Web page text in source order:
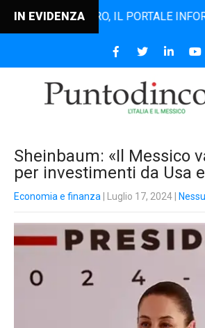
IN EVIDENZAIL PORTALE
Sheinbaum: «Il Messico
per investimenti da Usa
Economia e finanza | Luglio 17, 2024